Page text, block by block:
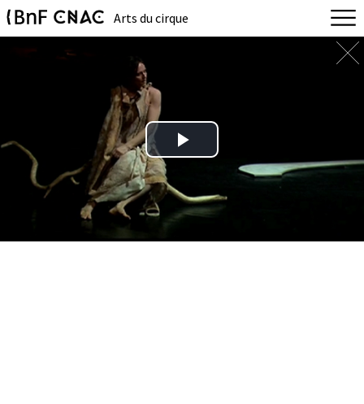
Arts du cirque
Play
Video